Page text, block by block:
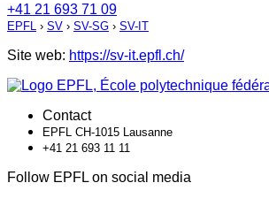
+41 21 693 71 09
EPFL › SV › SV-SG › SV-IT
Site web: https://sv-it.epfl.ch/
Contact
EPFL CH-1015 Lausanne
+41 21 693 11 11
Follow EPFL on social media